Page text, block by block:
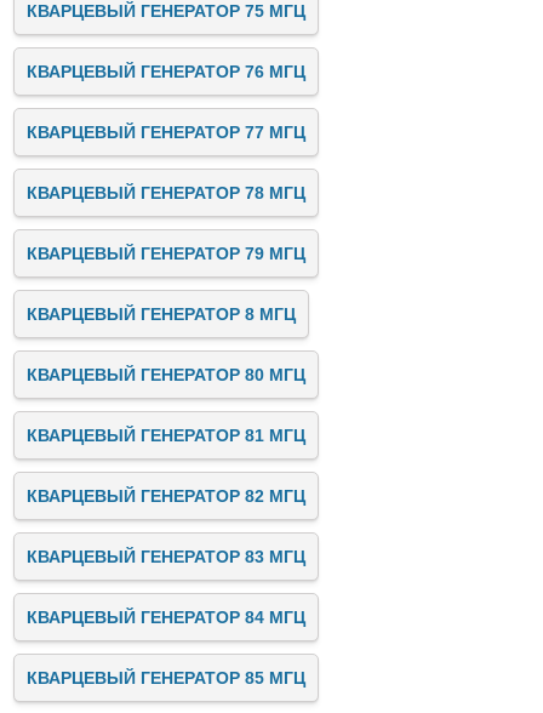
КВАРЦЕВЫЙ ГЕНЕРАТОР 75 МГЦ
КВАРЦЕВЫЙ ГЕНЕРАТОР 76 МГЦ
КВАРЦЕВЫЙ ГЕНЕРАТОР 77 МГЦ
КВАРЦЕВЫЙ ГЕНЕРАТОР 78 МГЦ
КВАРЦЕВЫЙ ГЕНЕРАТОР 79 МГЦ
КВАРЦЕВЫЙ ГЕНЕРАТОР 8 МГЦ
КВАРЦЕВЫЙ ГЕНЕРАТОР 80 МГЦ
КВАРЦЕВЫЙ ГЕНЕРАТОР 81 МГЦ
КВАРЦЕВЫЙ ГЕНЕРАТОР 82 МГЦ
КВАРЦЕВЫЙ ГЕНЕРАТОР 83 МГЦ
КВАРЦЕВЫЙ ГЕНЕРАТОР 84 МГЦ
КВАРЦЕВЫЙ ГЕНЕРАТОР 85 МГЦ